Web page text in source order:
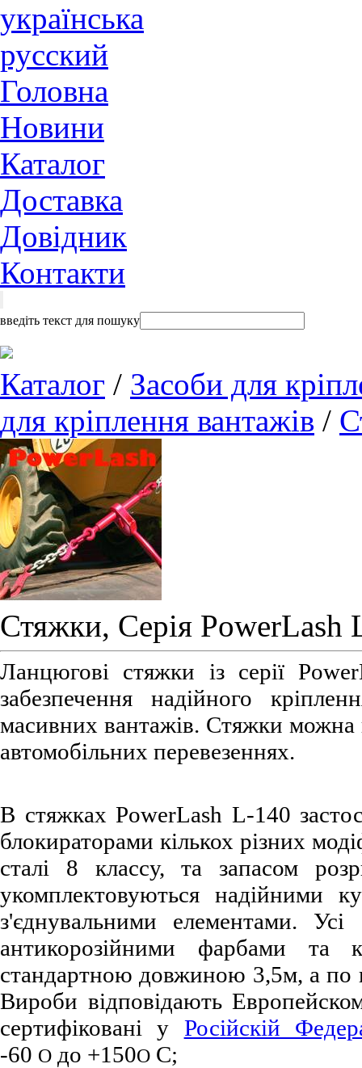
українська
русский
Головна
Новини
Каталог
Доставка
Довідник
Контакти
введіть текст для пошуку
Каталог / Засоби для
для кріплення вантажів /
Стяжки, Серія PowerLash
Ланцюгові стяжки із серії
забезпечення надійного
масивних вантажів. Стяжки можна
автомобільних перевезеннях.
В стяжках PowerLash L-140
блокираторами кількох різних
сталі 8 классу, та запасом
укомплектовуються надійними
з'єднувальними елементами. Усі
антикорозійними фарбами та
стандартною довжиною 3,5м, а по
Вироби відповідають
сертифіковані у Російскій
-60 О до +150О С;